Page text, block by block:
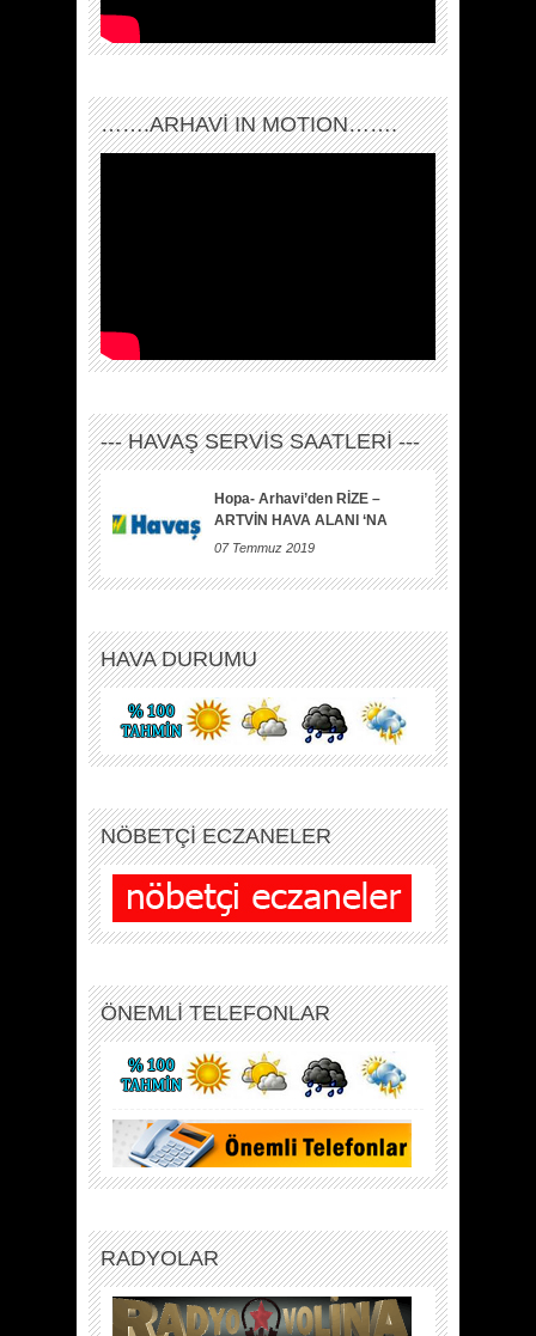
…….ARHAVI IN MOTION…….
--- HAVAŞ SERVİS SAATLERİ ---
Hopa- Arhavi’den RİZE –
ARTVİN HAVA ALANI ‘NA
07 Temmuz 2019
HAVA DURUMU
NÖBETÇİ ECZANELER
ÖNEMLİ TELEFONLAR
RADYOLAR